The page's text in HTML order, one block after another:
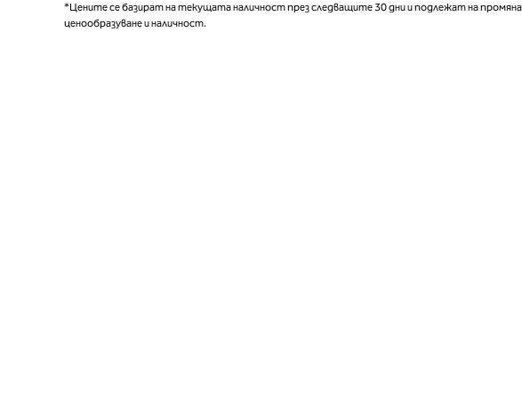
*Цените се базират на текущата наличност през следващите 30 дни и подлежат на
ценообразуване и наличност.